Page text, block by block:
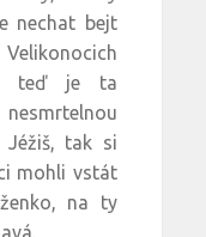
nechat bejt
Velikonocich
teď je ta
tak si
mohli vstát
na ty